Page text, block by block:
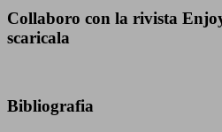
Collaboro con la rivista
scaricala
Bibliografia